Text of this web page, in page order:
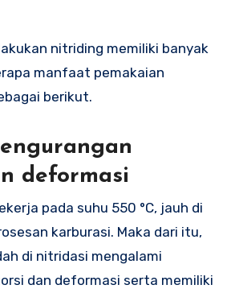
nitriding memiliki banyak
manfaat pemakaian
berikut.
deformasi
pada suhu 550 °C, jauh di
karburasi. Maka dari itu,
di nitridasi mengalami
dan deformasi serta memiliki